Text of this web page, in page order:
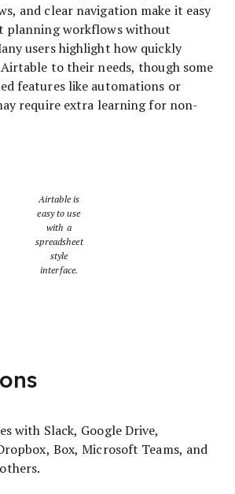
and clear navigation make it easy
planning workflows without
users highlight how quickly
to their needs, though some
features like automations or
require extra learning for non-
Airtable is
easy to use
with a
spreadsheet
style
interface.
with Slack, Google Drive,
Box, Microsoft Teams, and